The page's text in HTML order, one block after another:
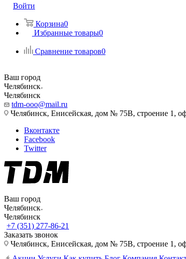
Войти
Корзина0
Избранные товары0
Сравнение товаров0
Ваш город
Челябинск
Челябинск
tdm-ooo@mail.ru
Челябинск, Енисейская, дом № 75В, строение 1,
Вконтакте
Facebook
Twitter
Ваш город
Челябинск
Челябинск
+7 (351) 277-86-21
Заказать звонок
Челябинск, Енисейская, дом № 75В, строение 1,